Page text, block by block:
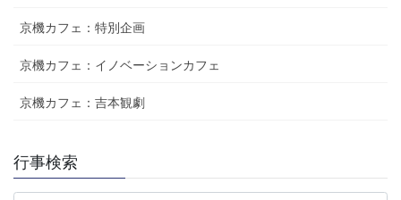
京機カフェ：特別企画
京機カフェ：イノベーションカフェ
京機カフェ：吉本観劇
行事検索